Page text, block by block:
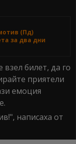
(Пд)
за два дни
билет, да го
приятели
емоция
написаха от